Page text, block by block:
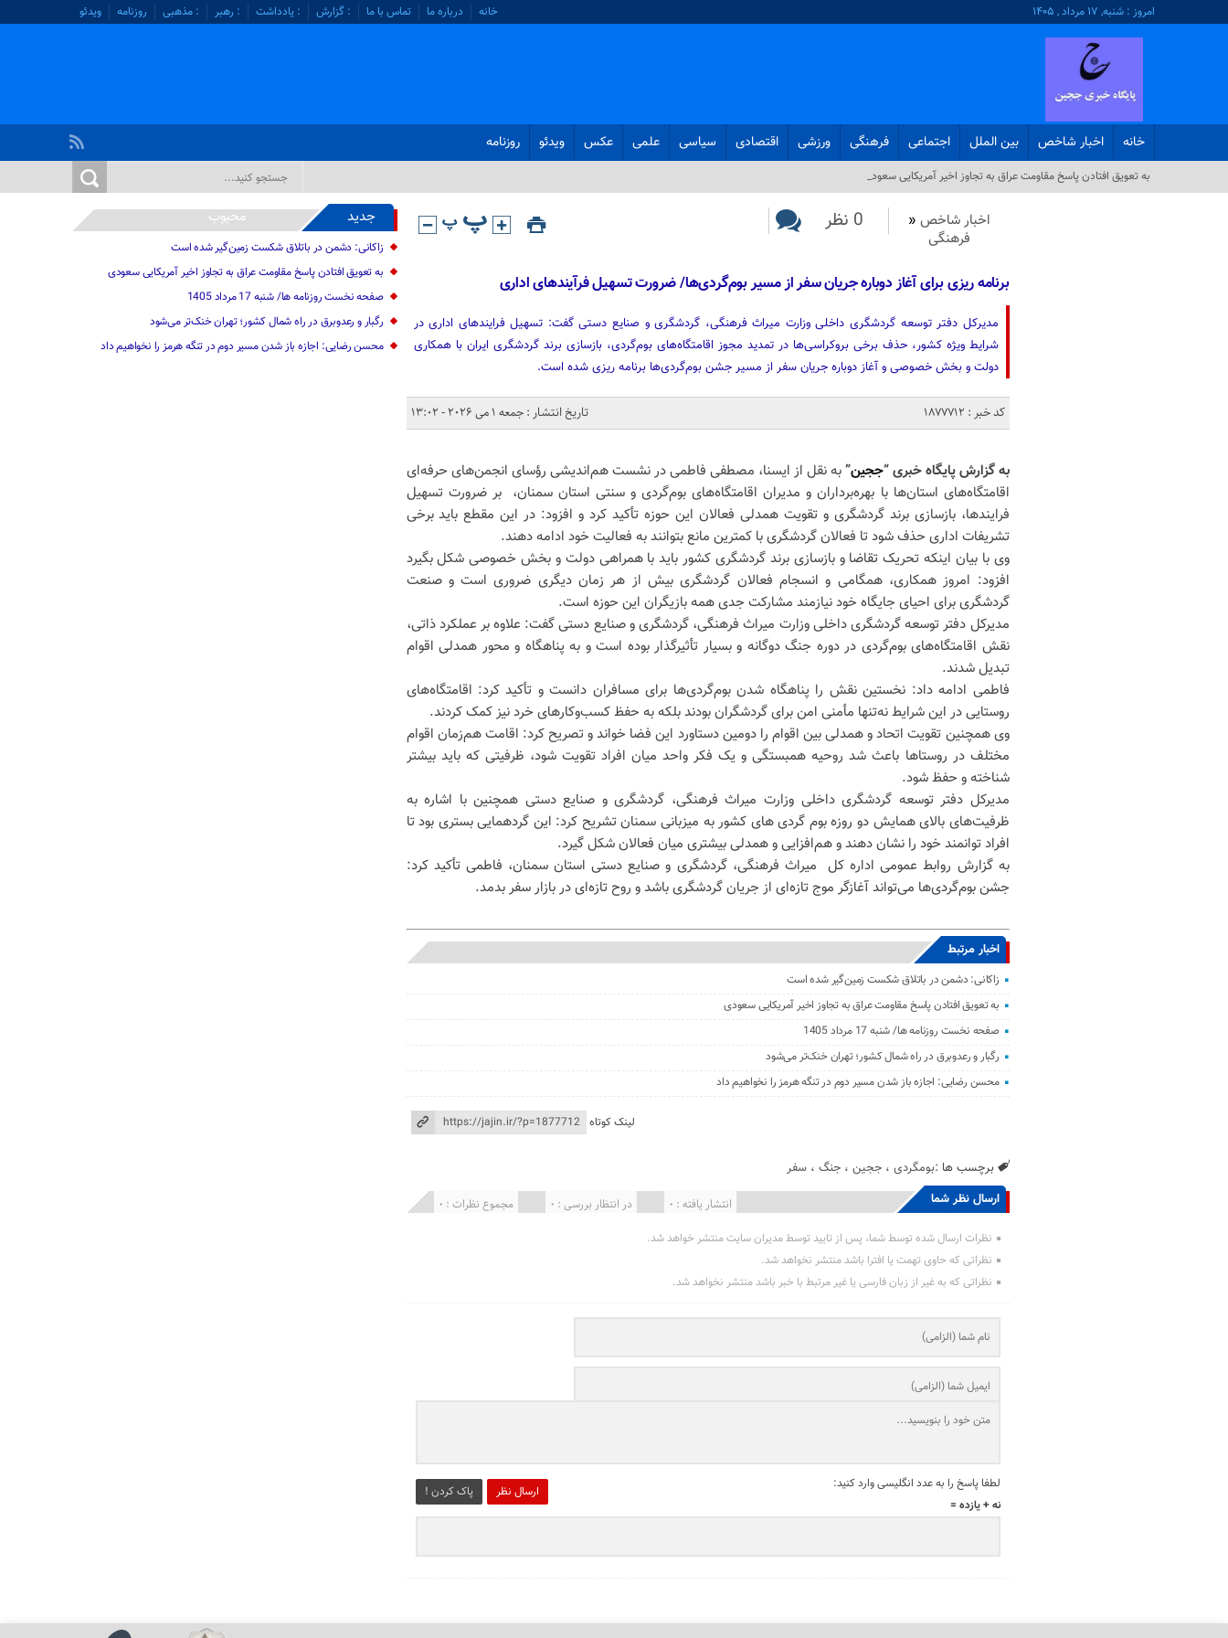
امروز : شنبه, ۱۷ مرداد , ۱۴۰۵ خانه درباره ما تماس با ما : گزارش : یادداشت : رهبر : مذهبی روزنامه ویدئو
خانه اخبار شاخص بین الملل اجتماعی فرهنگی ورزشی اقتصادی سیاسی علمی عکس ویدئو روزنامه
به تعویق افتادن پاسخ مقاومت عراق به تجاوز اخیر آمریکایی سعودی_
اخبار شاخص «
فرهنگی
0 نظر
برنامه ریزی برای آغاز دوباره جریان سفر از مسیر بوم‌گردی‌ها/ ضرورت تسهیل فرآیندهای اداری
مدیرکل دفتر توسعه گردشگری داخلی وزارت میراث فرهنگی، گردشگری و صنایع دستی گفت: تسهیل فرایندهای اداری در
شرایط ویژه کشور، حذف برخی بروکراسی‌ها در تمدید مجوز اقامتگاه‌های بوم‌گردی، بازسازی برند گردشگری ایران با همکاری
دولت و بخش خصوصی و آغاز دوباره جریان سفر از مسیر جشن بوم‌گردی‌ها برنامه ریزی شده است.
کد خبر : 1877712 تاریخ انتشار : جمعه 1 می 2026 - 13:02
به گزارش پایگاه خبری “ججین”به نقل از ایسنا، مصطفی فاطمی در نشست هم‌اندیشی رؤسای انجمن‌های حرفه‌ای
اقامتگاه‌های استان‌ها با بهره‌برداران و مدیران اقامتگاه‌های بوم‌گردی و سنتی استان سمنان، بر ضرورت تسهیل
فرایندها، بازسازی برند گردشگری و تقویت همدلی فعالان این حوزه تأکید کرد و افزود: در این مقطع باید برخی
تشریفات اداری حذف شود تا فعالان گردشگری با کمترین مانع بتوانند به فعالیت خود ادامه دهند.
وی با بیان اینکه تحریک تقاضا و بازسازی برند گردشگری کشور باید با همراهی دولت و بخش خصوصی شکل بگیرد
افزود: امروز همکاری، همگامی و انسجام فعالان گردشگری بیش از هر زمان دیگری ضروری است و صنعت
گردشگری برای احیای جایگاه خود نیازمند مشارکت جدی همه بازیگران این حوزه است.
مدیرکل دفتر توسعه گردشگری داخلی وزارت میراث فرهنگی، گردشگری و صنایع دستی گفت: علاوه بر عملکرد ذاتی،
نقش اقامتگاه‌های بوم‌گردی در دوره جنگ دوگانه و بسیار تأثیرگذار بوده است و به پناهگاه و محور همدلی اقوام
تبدیل شدند.
فاطمی ادامه داد: نخستین نقش را پناهگاه شدن بوم‌گردی‌ها برای مسافران دانست و تأکید کرد: اقامتگاه‌های
روستایی در این شرایط نه‌تنها مأمنی امن برای گردشگران بودند بلکه به حفظ کسب‌وکارهای خرد نیز کمک کردند.
وی همچنین تقویت اتحاد و همدلی بین اقوام را دومین دستاورد این فضا خواند و تصریح کرد: اقامت هم‌زمان اقوام
مختلف در روستاها باعث شد روحیه همبستگی و یک فکر واحد میان افراد تقویت شود، ظرفیتی که باید بیشتر
شناخته و حفظ شود.
مدیرکل دفتر توسعه گردشگری داخلی وزارت میراث فرهنگی، گردشگری و صنایع دستی همچنین با اشاره به
ظرفیت‌های بالای همایش دو روزه بوم گردی های کشور به میزبانی سمنان تشریح کرد: این گردهمایی بستری بود تا
افراد توانمند خود را نشان دهند و هم‌افزایی و همدلی بیشتری میان فعالان شکل گیرد.
به گزارش روابط عمومی اداره کل میراث فرهنگی، گردشگری و صنایع دستی استان سمنان، فاطمی تأکید کرد:
جشن بوم‌گردی‌ها می‌تواند آغازگر موج تازه‌ای از جریان گردشگری باشد و روح تازه‌ای در بازار سفر بدمد.
اخبار مرتبط
زاکانی: دشمن در باتلاق شکست زمین‌گیر شده است
به تعویق افتادن پاسخ مقاومت عراق به تجاوز اخیر آمریکایی سعودی
صفحه نخست روزنامه ها/ شنبه 17 مرداد 1405
رگبار و رعدوبرق در راه شمال کشور؛ تهران خنک‌تر می‌شود
محسن رضایی: اجازه باز شدن مسیر دوم در تنگه هرمز را نخواهیم داد
لینک کوتاه
برچسب ها :بومگردی ،ججین ،جنگ ،سفر
ارسال نظر شما مجموع نظرات : 0 در انتظار بررسی : 0 انتشار یافته : 0
نظرات ارسال شده توسط شما، پس از تایید توسط مدیران سایت منتشر خواهد شد.
نظراتی که حاوی تهمت یا افترا باشد منتشر نخواهد شد.
نظراتی که به غیر از زبان فارسی یا غیر مرتبط با خبر باشد منتشر نخواهد شد.
ارسال نظر پاک کردن !
لطفا پاسخ را به عدد انگلیسی وارد کنید:
نه + یازده =
جدید محبوب
زاکانی: دشمن در باتلاق شکست زمین‌گیر شده است
به تعویق افتادن پاسخ مقاومت عراق به تجاوز اخیر آمریکایی سعودی
صفحه نخست روزنامه ها/ شنبه 17 مرداد 1405
رگبار و رعدوبرق در راه شمال کشور؛ تهران خنک‌تر می‌شود
محسن رضایی: اجازه باز شدن مسیر دوم در تنگه هرمز را نخواهیم داد